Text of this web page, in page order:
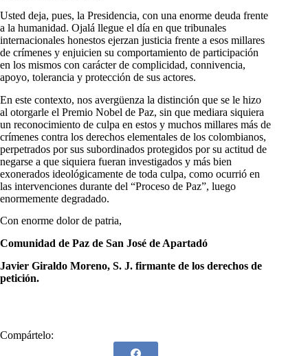
Usted deja, pues, la Presidencia, con una enorme deuda frente
a la humanidad. Ojalá llegue el día en que tribunales
internacionales honestos ejerzan justicia frente a esos millares
de crímenes y enjuicien su comportamiento de participación
en los mismos con carácter de complicidad, connivencia,
apoyo, tolerancia y protección de sus actores.
En este contexto, nos avergüenza la distinción que se le hizo
al otorgarle el Premio Nobel de Paz, sin que mediara siquiera
un reconocimiento de culpa en estos y muchos millares más de
crímenes contra los derechos elementales de los colombianos,
perpetrados por sus subordinados protegidos por su actitud de
negarse a que siquiera fueran investigados y más bien
exonerados ideológicamente de toda culpa, como ocurrió en
las intervenciones durante del “Proceso de Paz”, luego
enormemente degradado.
Con enorme dolor de patria,
Comunidad de Paz de San José de Apartadó
Javier Giraldo Moreno, S. J. firmante de los derechos de
petición.
Compártelo: